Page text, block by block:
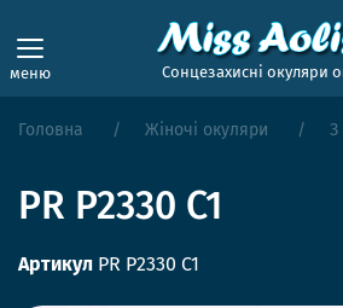
меню Сонцезахисні окуляри
Головна Жіночі окуляри З
PR P2330 C1
Артикул PR P2330 C1